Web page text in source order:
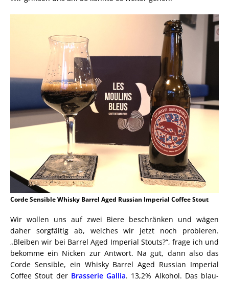
Corde Sensible Whisky Barrel Aged Russian Imperial Coffee Stout
Wir wollen uns auf zwei Biere beschränken und wägen
daher sorgfältig ab, welches wir jetzt noch probieren.
„Bleiben wir bei Barrel Aged Imperial Stouts?“, frage ich und
bekomme ein Nicken zur Antwort. Na gut, dann also das
Corde Sensible, ein Whisky Barrel Aged Russian Imperial
Coffee Stout der Brasserie Gallia. 13,2% Alkohol. Das blau-